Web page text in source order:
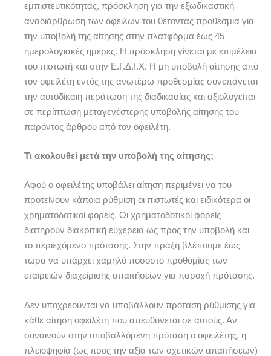
εμπιστευτικότητας, πρόσκληση για την εξωδικαστική
αναδιάρθρωση των οφειλών του θέτοντας προθεσμία για
την υποβολή της αίτησης στην πλατφόρμα έως 45
ημερολογιακές ημέρες. Η πρόσκληση γίνεται με επιμέλεια
του πιστωτή και στην Ε.Γ.Δ.Ι.Χ. Η μη υποβολή αίτησης από
τον οφειλέτη εντός της ανωτέρω προθεσμίας συνεπάγεται
την αυτοδίκαιη περάτωση της διαδικασίας και αξιολογείται
σε περίπτωση μεταγενέστερης υποβολής αίτησης του
παρόντος άρθρου από τον οφειλέτη.
Τι ακολουθεί μετά την υποβολή της αίτησης;
Αφού ο οφειλέτης υποβάλει αίτηση περιμένει να του
προτείνουν κάποια ρύθμιση οι πιστωτές και ειδικότερα οι
χρηματοδοτικοί φορείς. Οι χρηματοδοτικοί φορείς
διατηρούν διακριτική ευχέρεια ως προς την υποβολή και
το περιεχόμενο πρότασης. Στην πράξη βλέπουμε έως
τώρα να υπάρχει χαμηλό ποσοστό προθυμίας των
εταιρειών διαχείρισης απαιτήσεων για παροχή πρότασης.
Δεν υποχρεούνται να υποβάλλουν πρόταση ρύθμισης για
κάθε αίτηση οφειλέτη που απευθύνεται σε αυτούς. Αν
συναινούν στην υποβαλλόμενη πρόταση ο οφειλέτης, η
πλειοψηφία (ως προς την αξία των σχετικών απαιτήσεων)